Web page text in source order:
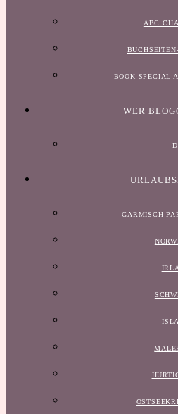
ABC
BOOK SPECIAL
WER
GARMISCH